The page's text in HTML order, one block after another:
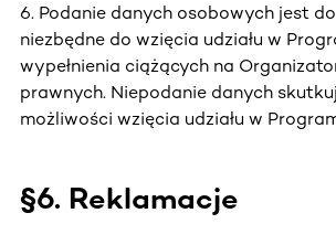
6. Podanie danych osobowych jest
niezbędne do wzięcia udziału w
wypełnienia ciążących na
prawnych. Niepodanie danych
możliwości wzięcia udziału w
§6. Reklamacje